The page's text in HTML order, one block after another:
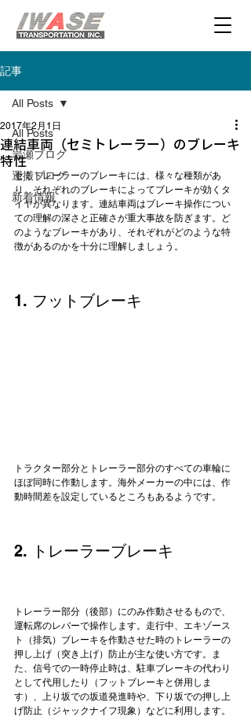
記事
All Posts
岩瀬ブログ
運搬ブログ
新着情報
All Posts
連結車両（セミトレーラー）のブレーキ
特性
2017年2月1日
セミトレーラーのブレーキには、様々な種類があ
り、それぞれのブレーキによってブレーキが効くタ
イヤが異なります。連結車両はブレーキ操作につい
ての理解の深さと正確さが重大事故を防ぎます。ど
のようなブレーキがあり、それぞれがどのような特
1. フットブレーキ
トラクター部分とトレーラー部分のすべての車輪に
ほぼ同時に作動します。海外メーカーの中には、作
2. トレーラーブレーキ
トレーラー部分（後部）にのみ作動させるもので、
運転席のレバーで操作します。走行中、エキゾース
ト（排気）ブレーキを作動させた時のトレーラーの
押し上げ（突き上げ）防止が主な使い方です。ま
た、信号での一時停止時は、駐車ブレーキの代わり
として代用したり（フットブレーキと併用しま
す）、上り坂での坂道発進時や、下り坂での押し上